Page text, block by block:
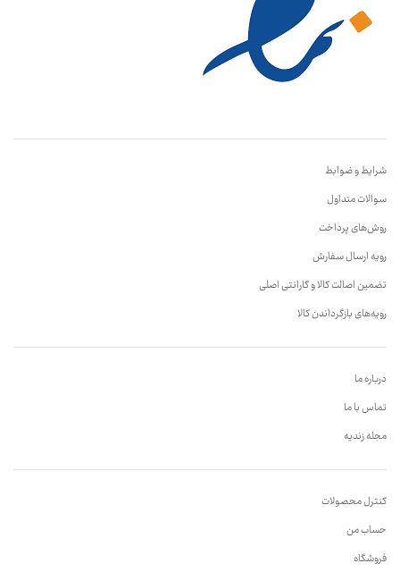
شرایط و ضوابط
سوالات متداول
روش‌های پرداخت
رویه ارسال سفارش
تضمین اصالت کالا و گارانتی اصلی
رویه‌های بازگرداندن کالا
درباره ما
تماس با ما
مجله زندیه
کنترل محصولات
حساب من
فروشگاه